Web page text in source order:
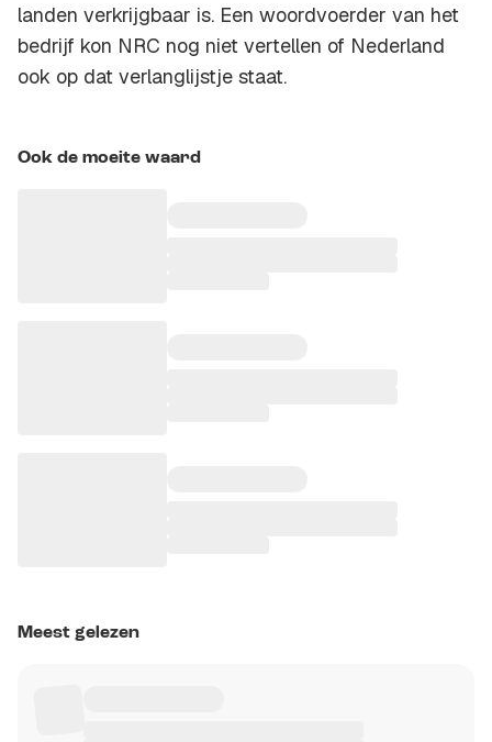
landen verkrijgbaar is. Een woordvoerder van het
bedrijf kon NRC nog niet vertellen of Nederland
ook op dat verlanglijstje staat.
Ook de moeite waard
Meest gelezen